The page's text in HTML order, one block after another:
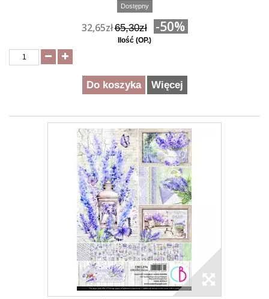
Dostępny
32,65zł65,30zł -50%
Ilość (OP.)
Do koszyka Więcej